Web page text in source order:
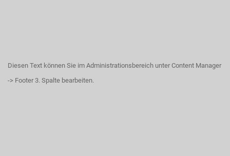
Diesen Text können Sie im Administrationsbereich unter Content Manager
-> Footer 3. Spalte bearbeiten.